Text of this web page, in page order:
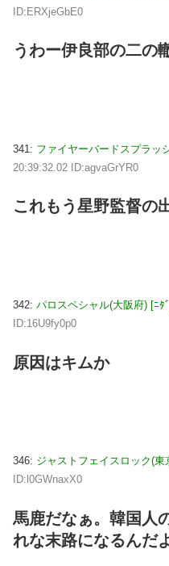
ID:ERXjeGbE0
うわー伊良部の二の
341: ファイヤーバードスプラッ
20:39:32.02 ID:agvaGrYR0
これもう星野監督の
342: パロスペシャル(大阪府) [ﾆﾀ
ID:16U9fy0p0
原因はキムか
346: ジャストフェイスロック(東
ID:l0GWnaxX0
馬鹿だなぁ。韓国人
れな末路になるんだ